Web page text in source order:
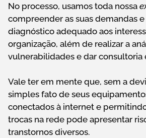
No processo, usamos toda nossa
compreender as suas demandas
diagnóstico adequado aos
organização, além de realizar a
vulnerabilidades e dar consultoria
Vale ter em mente que, sem a
simples fato de seus
conectados à internet e
trocas na rede pode apresentar
transtornos diversos.